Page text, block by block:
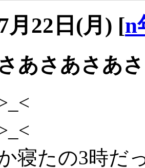
月22日(月) [n
あさあさあさ
寝たの3時だ